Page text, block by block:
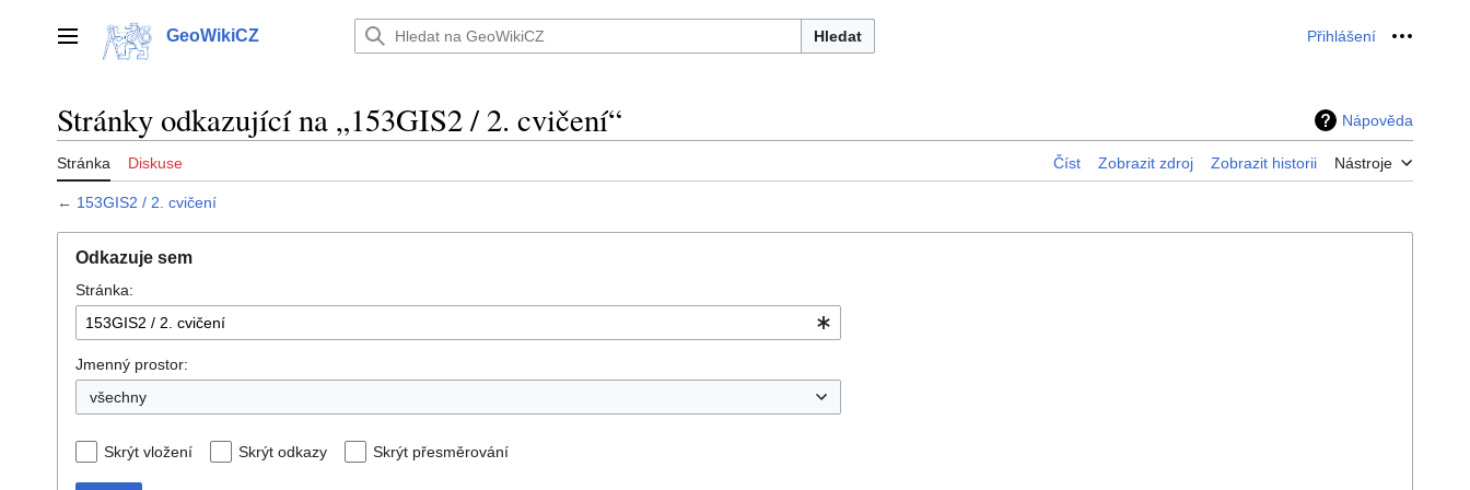
Hlavní menuGeoWikiCZ Hledat Přihlášení Osobní
Stránky odkazující na „153GIS2 / 2. cvičení“ Nápověda
Stránka Diskuse Číst Zobrazit zdroj Zobrazit historii Nástroje
← 153GIS2 / 2. cvičení
Odkazuje sem
Stránka:
Jmenný prostor:
všechny
Skrýt vložení Skrýt odkazy Skrýt přesměrování